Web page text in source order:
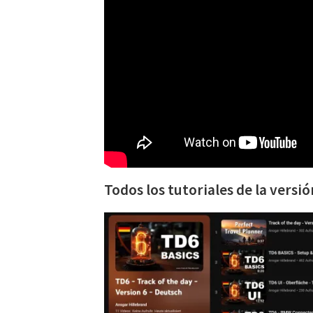
Todos los tutoriales de la